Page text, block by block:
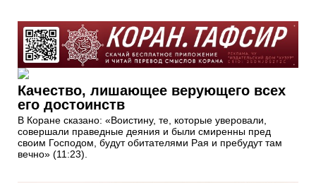
Качество, лишающее верующего всех
его достоинств
В Коране сказано: «Воистину, те, которые уверовали,
совершали праведные деяния и были смиренны пред
своим Господом, будут обитателями Рая и пребудут там
вечно» (11:23).